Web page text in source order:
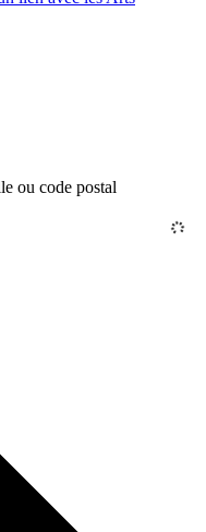
ou code postal